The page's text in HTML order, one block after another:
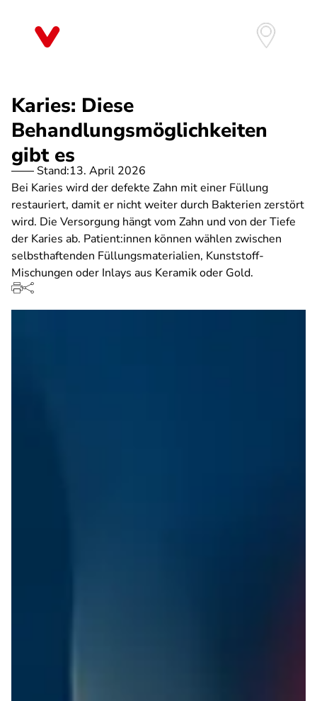
Karies: Diese
Behandlungsmöglichkeiten
gibt es
Stand:13. April 2026
Bei Karies wird der defekte Zahn mit einer Füllung
restauriert, damit er nicht weiter durch Bakterien zerstört
wird. Die Versorgung hängt vom Zahn und von der Tiefe
der Karies ab. Patient:innen können wählen zwischen
selbsthaftenden Füllungsmaterialien, Kunststoff-
Mischungen oder Inlays aus Keramik oder Gold.